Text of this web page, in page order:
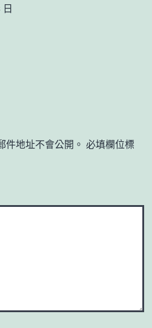
件地址不會公開。 必填欄位標